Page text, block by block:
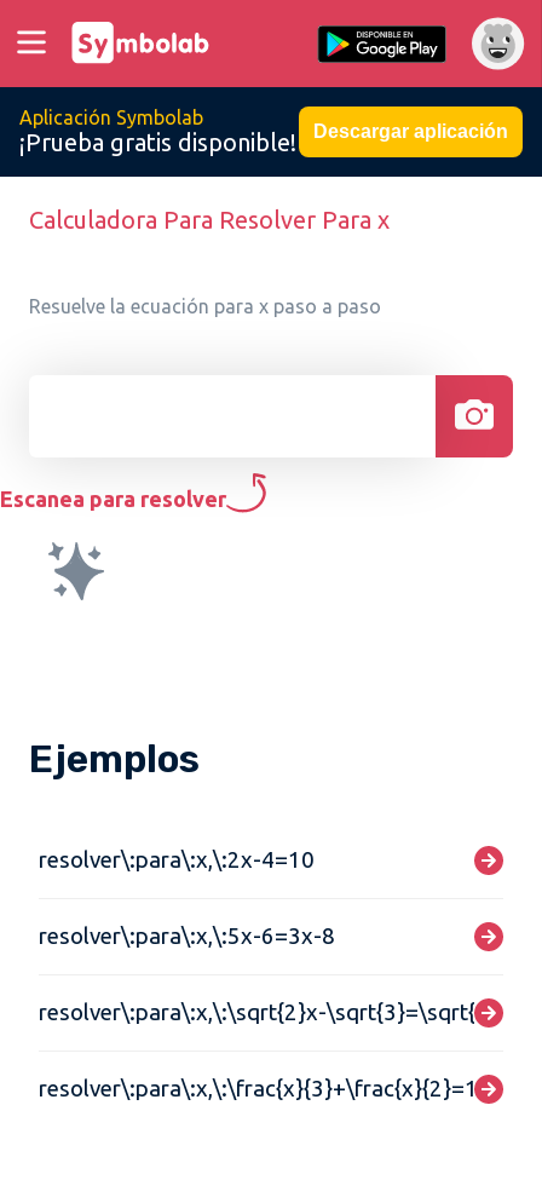
Aplicación Symbolab
¡Prueba gratis disponible! Descargar aplicación
Calculadora Para Resolver Para x
Resuelve la ecuación para x paso a paso
Escanea para resolver
Ejemplos
resolver\:para\:x,\:2x-4=10
resolver\:para\:x,\:5x-6=3x-8
resolver\:para\:x,\:\sqrt{2}x-\sqrt{3}=\sqrt{5}
resolver\:para\:x,\:\frac{x}{3}+\frac{x}{2}=10